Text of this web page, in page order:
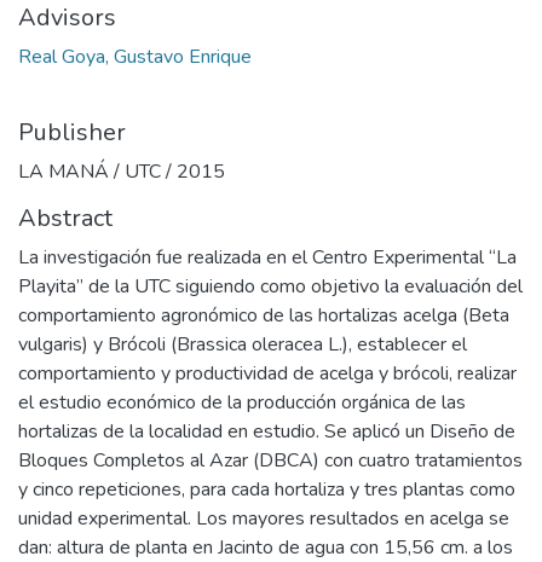
Advisors
Real Goya, Gustavo Enrique
Publisher
LA MANÁ / UTC / 2015
Abstract
La investigación fue realizada en el Centro Experimental “La
Playita” de la UTC siguiendo como objetivo la evaluación del
comportamiento agronómico de las hortalizas acelga (Beta
vulgaris) y Brócoli (Brassica oleracea L.), establecer el
comportamiento y productividad de acelga y brócoli, realizar
el estudio económico de la producción orgánica de las
hortalizas de la localidad en estudio. Se aplicó un Diseño de
Bloques Completos al Azar (DBCA) con cuatro tratamientos
y cinco repeticiones, para cada hortaliza y tres plantas como
unidad experimental. Los mayores resultados en acelga se
dan: altura de planta en Jacinto de agua con 15,56 cm. a los